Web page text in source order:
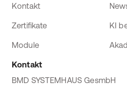
Kontakt
Zertifikate KI
Module
Kontakt
BMD SYSTEMHAUS GesmbH